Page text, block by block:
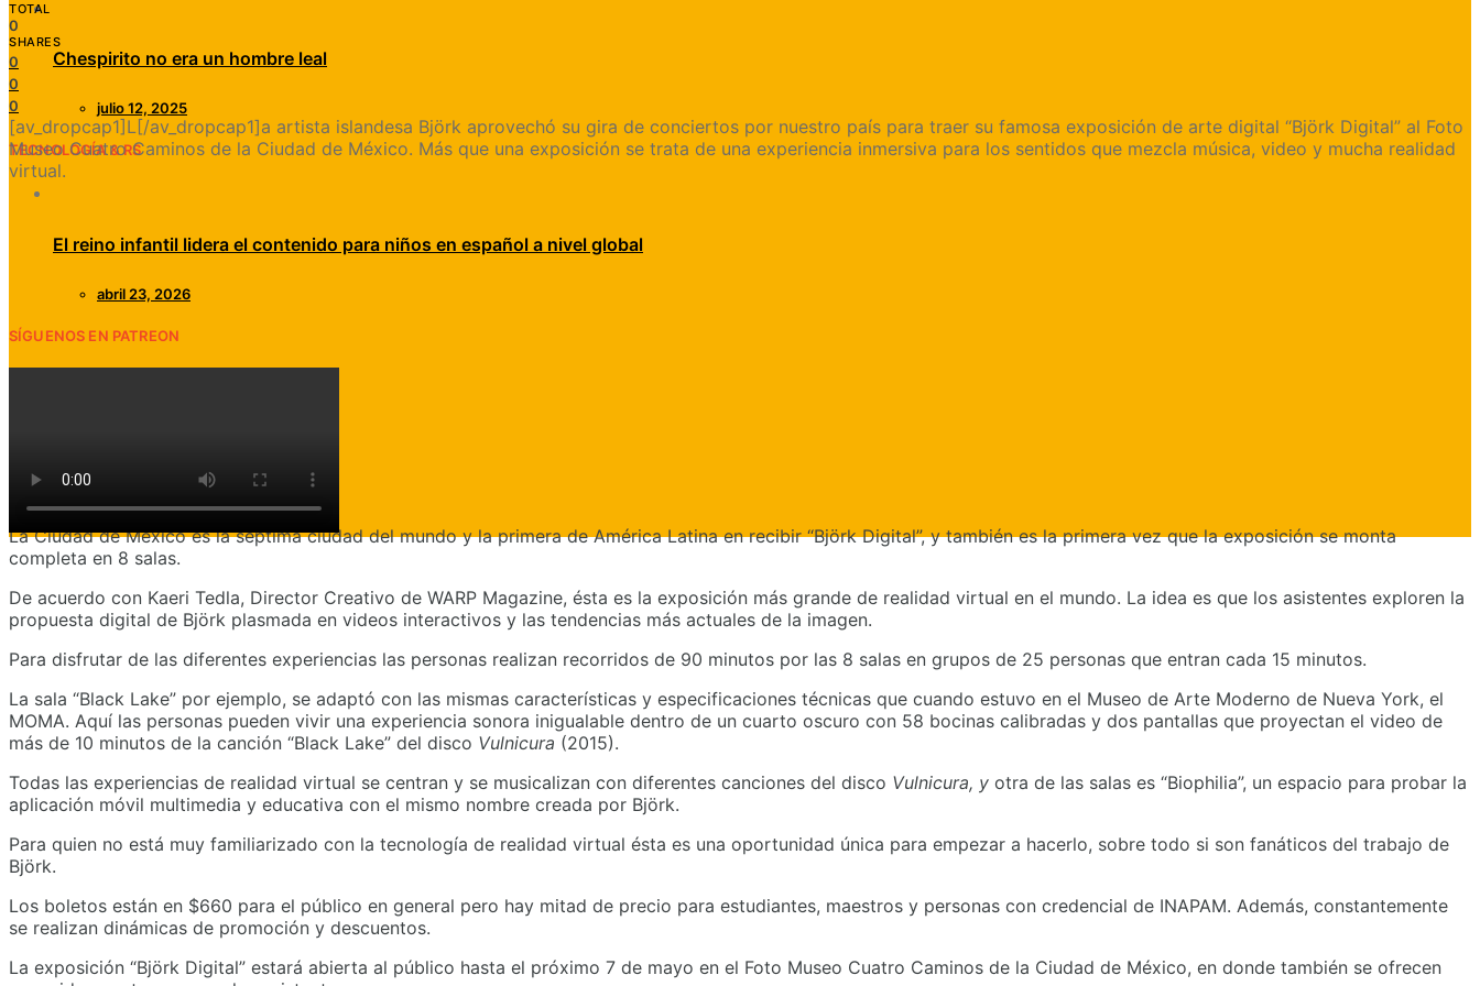
Chespirito no era un hombre leal
julio 12, 2025
TECNOLOGÍA & RS
El reino infantil lidera el contenido para niños en español a nivel global
abril 23, 2026
SÍGUENOS EN PATREON
TOTAL
0
SHARES
0
0
0
[av_dropcap1]L[/av_dropcap1]a artista islandesa Björk aprovechó su gira de conciertos por nuestro país para traer su famosa exposición de arte digital “Björk Digital” al Foto
Museo Cuatro Caminos de la Ciudad de México. Más que una exposición se trata de una experiencia inmersiva para los sentidos que mezcla música, video y mucha realidad
virtual.
La Ciudad de México es la séptima ciudad del mundo y la primera de América Latina en recibir “Björk Digital”, y también es la primera vez que la exposición se monta
completa en 8 salas.
De acuerdo con Kaeri Tedla, Director Creativo de WARP Magazine, ésta es la exposición más grande de realidad virtual en el mundo. La idea es que los asistentes exploren la
propuesta digital de Björk plasmada en videos interactivos y las tendencias más actuales de la imagen.
Para disfrutar de las diferentes experiencias las personas realizan recorridos de 90 minutos por las 8 salas en grupos de 25 personas que entran cada 15 minutos.
La sala “Black Lake” por ejemplo, se adaptó con las mismas características y especificaciones técnicas que cuando estuvo en el Museo de Arte Moderno de Nueva York, el
MOMA. Aquí las personas pueden vivir una experiencia sonora inigualable dentro de un cuarto oscuro con 58 bocinas calibradas y dos pantallas que proyectan el video de
más de 10 minutos de la canción “Black Lake” del disco Vulnicura (2015).
Todas las experiencias de realidad virtual se centran y se musicalizan con diferentes canciones del disco Vulnicura, y otra de las salas es “Biophilia”, un espacio para probar la
aplicación móvil multimedia y educativa con el mismo nombre creada por Björk.
Para quien no está muy familiarizado con la tecnología de realidad virtual ésta es una oportunidad única para empezar a hacerlo, sobre todo si son fanáticos del trabajo de
Björk.
Los boletos están en $660 para el público en general pero hay mitad de precio para estudiantes, maestros y personas con credencial de INAPAM. Además, constantemente
se realizan dinámicas de promoción y descuentos.
La exposición “Björk Digital” estará abierta al público hasta el próximo 7 de mayo en el Foto Museo Cuatro Caminos de la Ciudad de México, en donde también se ofrecen